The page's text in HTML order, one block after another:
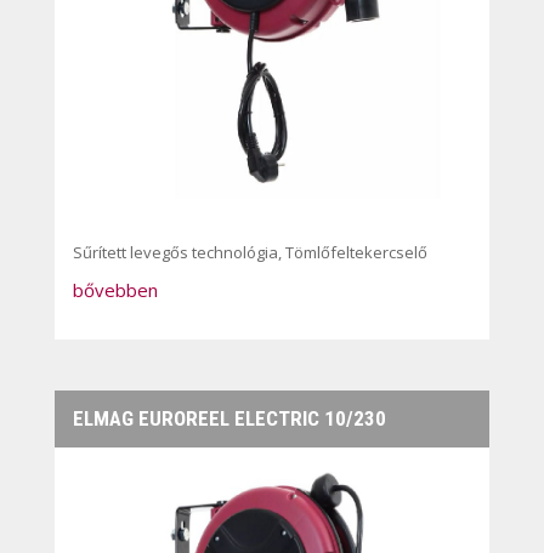
Sűrített levegős technológia,Tömlőfeltekercselő
bővebben
ELMAG EUROREEL ELECTRIC 10/230